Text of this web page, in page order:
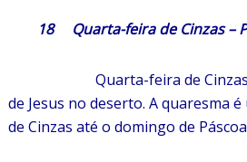
18 Quarta-feira de Cinzas –
Quarta-feira de
de Jesus no deserto. A quaresma
de Cinzas até o domingo de